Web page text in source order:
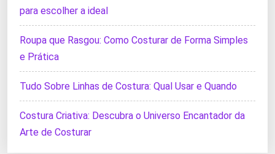
para escolher a ideal
Roupa que Rasgou: Como Costurar de Forma Simples
e Prática
Tudo Sobre Linhas de Costura: Qual Usar e Quando
Costura Criativa: Descubra o Universo Encantador da
Arte de Costurar